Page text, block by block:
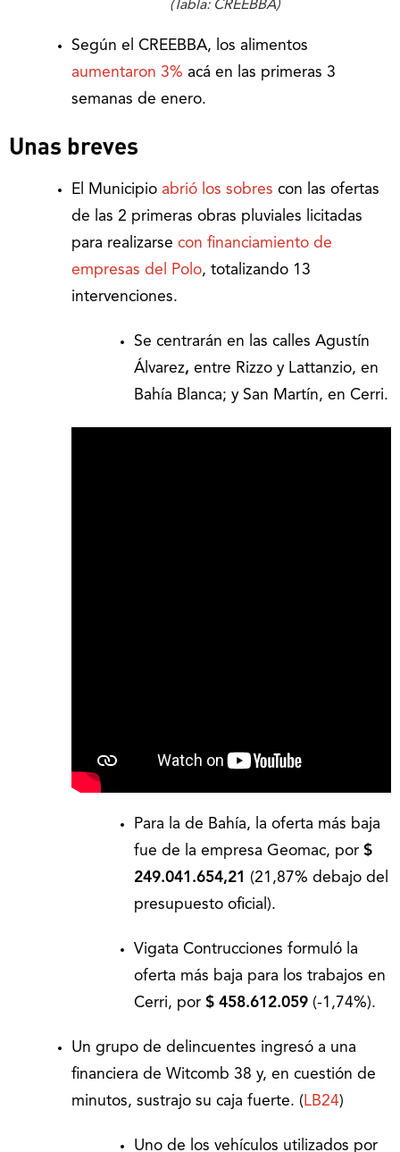
(Tabla: CREEBBA)
Según el CREEBBA, los alimentos
aumentaron 3% acá en las primeras 3
semanas de enero.
Unas breves
El Municipio abrió los sobres con las ofertas
de las 2 primeras obras pluviales licitadas
para realizarse con financiamiento de
empresas del Polo, totalizando 13
intervenciones.
Se centrarán en las calles Agustín
Álvarez, entre Rizzo y Lattanzio, en
Bahía Blanca; y San Martín, en Cerri.
Para la de Bahía, la oferta más baja
fue de la empresa Geomac, por $
249.041.654,21 (21,87% debajo del
presupuesto oficial).
Vigata Contrucciones formuló la
oferta más baja para los trabajos en
Cerri, por $ 458.612.059 (-1,74%).
Un grupo de delincuentes ingresó a una
financiera de Witcomb 38 y, en cuestión de
minutos, sustrajo su caja fuerte. ( LB24)
Uno de los vehículos utilizados por